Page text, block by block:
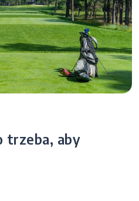
trzeba, aby